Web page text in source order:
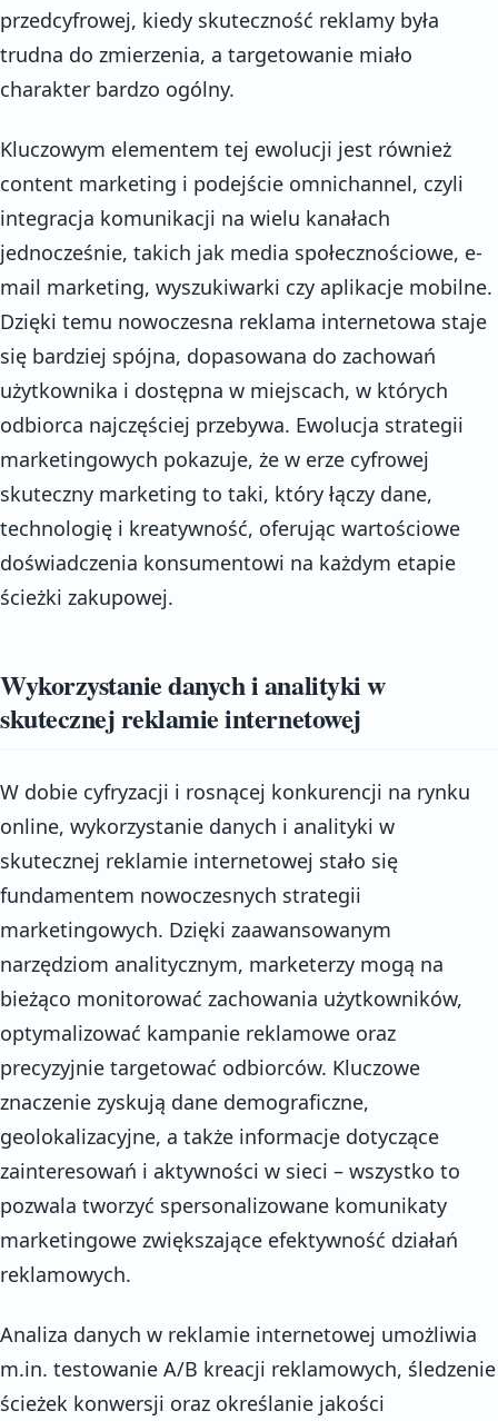
przedcyfrowej, kiedy skuteczność reklamy była
trudna do zmierzenia, a targetowanie miało
charakter bardzo ogólny.
Kluczowym elementem tej ewolucji jest również
content marketing i podejście omnichannel, czyli
integracja komunikacji na wielu kanałach
jednocześnie, takich jak media społecznościowe, e-
mail marketing, wyszukiwarki czy aplikacje mobilne.
Dzięki temu nowoczesna reklama internetowa staje
się bardziej spójna, dopasowana do zachowań
użytkownika i dostępna w miejscach, w których
odbiorca najczęściej przebywa. Ewolucja strategii
marketingowych pokazuje, że w erze cyfrowej
skuteczny marketing to taki, który łączy dane,
technologię i kreatywność, oferując wartościowe
doświadczenia konsumentowi na każdym etapie
ścieżki zakupowej.
Wykorzystanie danych i analityki w
skutecznej reklamie internetowej
W dobie cyfryzacji i rosnącej konkurencji na rynku
online, wykorzystanie danych i analityki w
skutecznej reklamie internetowej stało się
fundamentem nowoczesnych strategii
marketingowych. Dzięki zaawansowanym
narzędziom analitycznym, marketerzy mogą na
bieżąco monitorować zachowania użytkowników,
optymalizować kampanie reklamowe oraz
precyzyjnie targetować odbiorców. Kluczowe
znaczenie zyskują dane demograficzne,
geolokalizacyjne, a także informacje dotyczące
zainteresowań i aktywności w sieci – wszystko to
pozwala tworzyć spersonalizowane komunikaty
marketingowe zwiększające efektywność działań
reklamowych.
Analiza danych w reklamie internetowej umożliwia
m.in. testowanie A/B kreacji reklamowych, śledzenie
ścieżek konwersji oraz określanie jakości